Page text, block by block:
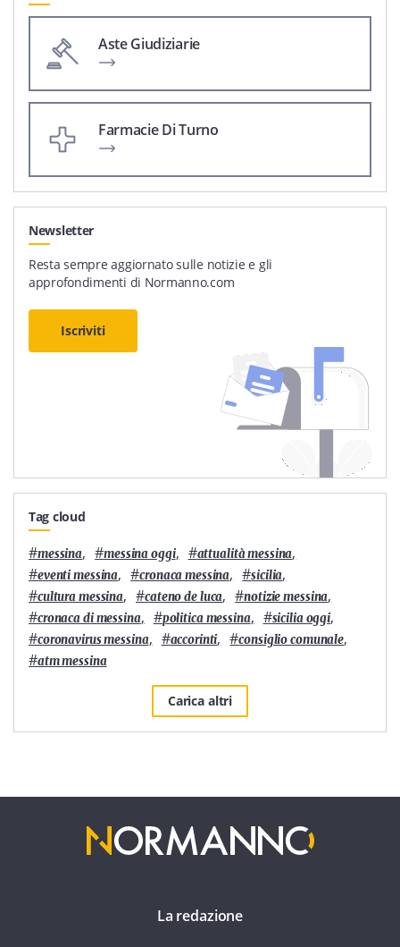
Aste Giudiziarie
Farmacie Di Turno
Newsletter
Resta sempre aggiornato sulle notizie e gli
approfondimenti di Normanno.com
Iscriviti
Tag cloud
#messina, #messina oggi, #attualità messina,
#eventi messina, #cronaca messina, #sicilia,
#cultura messina, #cateno de luca, #notizie messina,
#cronaca di messina, #politica messina, #sicilia oggi,
#coronavirus messina, #accorinti, #consiglio comunale,
#atm messina
Carica altri
La redazione